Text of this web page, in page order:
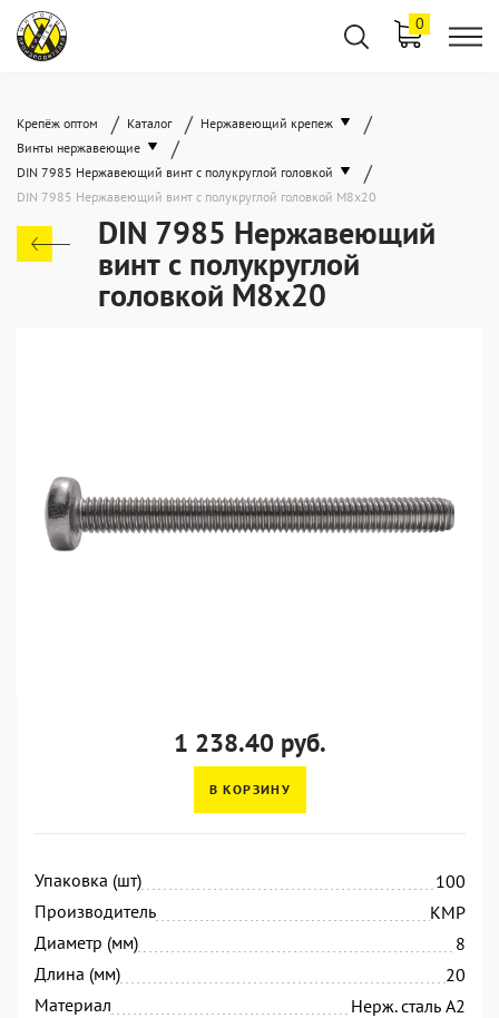
0
Крепёж оптом / Каталог / Нержавеющий крепеж /
Винты нержавеющие /
DIN 7985 Нержавеющий винт с полукруглой головкой /
DIN 7985 Нержавеющий винт с полукруглой головкой М8х20
DIN 7985 Нержавеющий
винт с полукруглой
головкой М8х20
1 238.40 руб.
В КОРЗИНУ
Упаковка (шт)
100
Производитель
KMP
Диаметр (мм)
8
Длина (мм)
20
Материал
Нерж. сталь А2